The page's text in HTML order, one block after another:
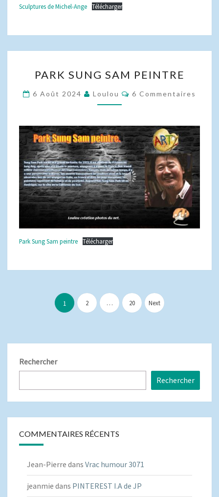
Sculptures de Michel-Ange Télécharger
SUNG
SAM
PEINTRE
PARK SUNG SAM PEINTRE
6 Août 2024 Loulou Commentaires
6 Commentaires
Park Sung Sam peintre Télécharger
Pagination
des
publications
1 2 … 20 Next
Rechercher
Rechercher
COMMENTAIRES RÉCENTS
Jean-Pierre dans Vrac humour 3071
jeanmie dans PINTEREST I.A de JP